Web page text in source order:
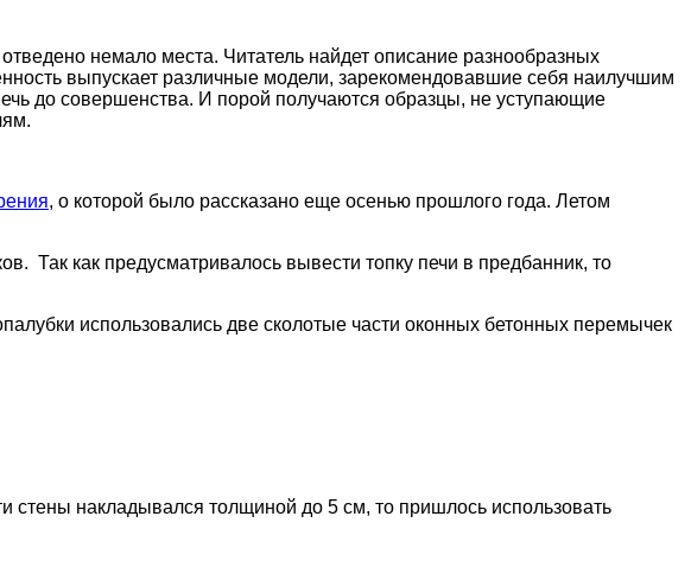
немало места. Читатель найдет описание разнообразных
выпускает различные модели, зарекомендовавшие себя наилучшим
до совершенства. И порой получаются образцы, не уступающие
, о которой было рассказано еще осенью прошлого года. Летом
Так как предусматривалось вывести топку печи в предбанник, то
использовались две сколотые части оконных бетонных перемычек
стены накладывался толщиной до 5 см, то пришлось использовать